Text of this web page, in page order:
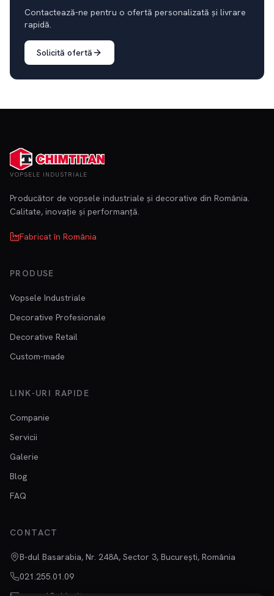
Contactează-ne pentru o ofertă personalizată și livrare
rapidă.
Solicită ofertă
VOPSELE INDUSTRIALE
Producător de vopsele industriale și decorative din România.
Calitate, inovație și performanță.
Fabricat în România
PRODUSE
Vopsele Industriale
Decorative Profesionale
Decorative Retail
Custom-made
LINK-URI RAPIDE
Companie
Servicii
Galerie
Blog
FAQ
CONTACT
B-dul Basarabia, Nr. 248A, Sector 3, București, România
021.255.01.09